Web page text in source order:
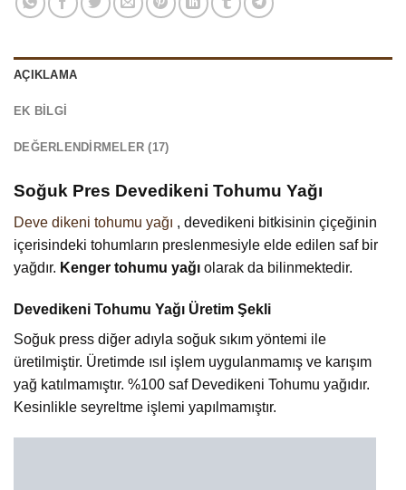
AÇIKLAMA
EK BILGI
DEĞERLENDIRMELER (17)
Soğuk Pres Devedikeni Tohumu Yağı
Deve dikeni tohumu yağı , devedikeni bitkisinin çiçeğinin
içerisindeki tohumların preslenmesiyle elde edilen saf bir
yağdır. Kenger tohumu yağı olarak da bilinmektedir.
Devedikeni Tohumu Yağı Üretim Şekli
Soğuk press diğer adıyla soğuk sıkım yöntemi ile
üretilmiştir. Üretimde ısıl işlem uygulanmamış ve karışım
yağ katılmamıştır. %100 saf Devedikeni Tohumu yağıdır.
Kesinlikle seyreltme işlemi yapılmamıştır.